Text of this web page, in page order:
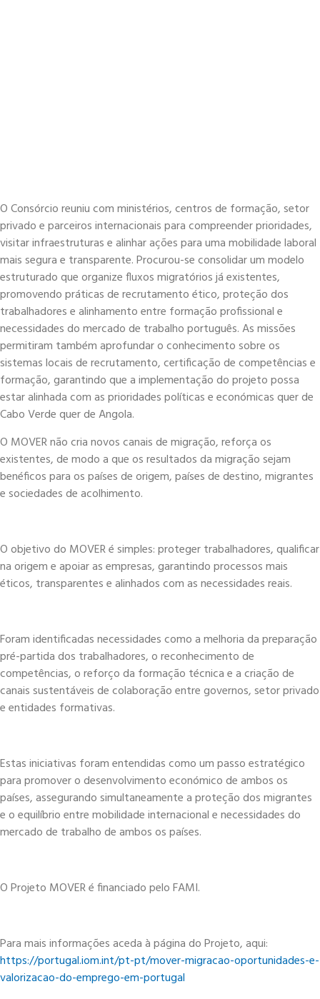
O Consórcio reuniu com ministérios, centros de formação, setor
privado e parceiros internacionais para compreender prioridades,
visitar infraestruturas e alinhar ações para uma mobilidade laboral
mais segura e transparente. Procurou-se consolidar um modelo
estruturado que organize fluxos migratórios já existentes,
promovendo práticas de recrutamento ético, proteção dos
trabalhadores e alinhamento entre formação profissional e
necessidades do mercado de trabalho português. As missões
permitiram também aprofundar o conhecimento sobre os
sistemas locais de recrutamento, certificação de competências e
formação, garantindo que a implementação do projeto possa
estar alinhada com as prioridades políticas e económicas quer de
Cabo Verde quer de Angola.
O MOVER não cria novos canais de migração, reforça os
existentes, de modo a que os resultados da migração sejam
benéficos para os países de origem, países de destino, migrantes
e sociedades de acolhimento.
O objetivo do MOVER é simples: proteger trabalhadores, qualificar
na origem e apoiar as empresas, garantindo processos mais
éticos, transparentes e alinhados com as necessidades reais.
Foram identificadas necessidades como a melhoria da preparação
pré-partida dos trabalhadores, o reconhecimento de
competências, o reforço da formação técnica e a criação de
canais sustentáveis de colaboração entre governos, setor privado
e entidades formativas.
Estas iniciativas foram entendidas como um passo estratégico
para promover o desenvolvimento económico de ambos os
países, assegurando simultaneamente a proteção dos migrantes
e o equilíbrio entre mobilidade internacional e necessidades do
mercado de trabalho de ambos os países.
O Projeto MOVER é financiado pelo FAMI.
Para mais informações aceda à página do Projeto, aqui:
https://portugal.iom.int/pt-pt/mover-migracao-oportunidades-e-
valorizacao-do-emprego-em-portugal